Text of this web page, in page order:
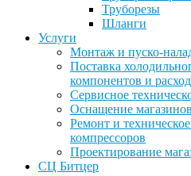
Труборезы
Шланги
Услуги
Монтаж и пуско-
Поставка
компонентов и
Сервисное
Оснащение
Ремонт и
компрессоров
Проектирование
СЦ Битцер